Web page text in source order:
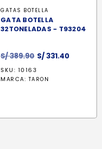
GATAS BOTELLA
GATA BOTELLA
32TONELADAS - T93204
S/389.90 El
original
S/ 331.40
SKU: 10163
MARCA: TARON